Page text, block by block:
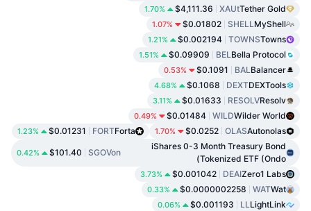
Tether Gold
XAUt
$4,111.36
1.70%
MyShell
SHELL
$0.01802
1.07%
Towns
TOWNS
$0.002194
1.21%
Bella Protocol
BEL
$0.09909
1.51%
Balancer
BAL
$0.1091
0.53%
DEXTools
DEXT
$0.1068
4.68%
Resolv
RESOLV
$0.01633
3.11%
Wilder World
WILD
$0.01484
0.49%
Autonolas
OLAS
$0.0252
1.70%
Forta
FORT
$0.01231
1.23%
iShares 0-3 Month Treasury Bond
Tokenized ETF (Ondo)
SGOVon
$101.40
0.42%
Zero1 Labs
DEAI
$0.001042
3.73%
Wat
WAT
$0.0000002258
0.33%
LightLink
LL
$0.001193
0.06%